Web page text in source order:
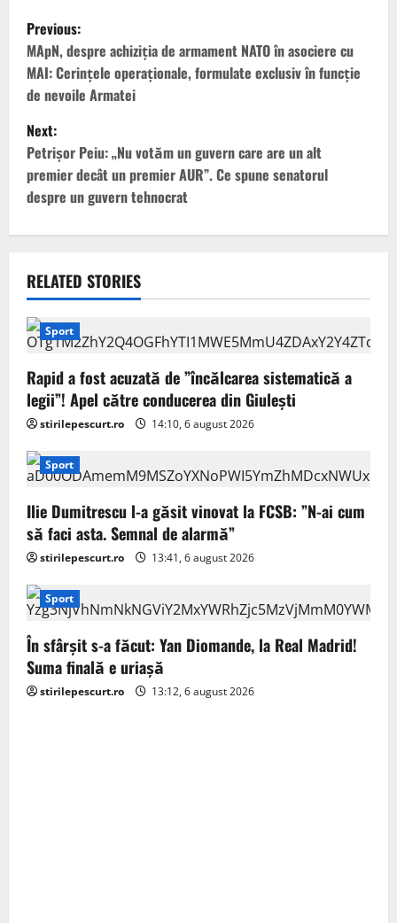
P
o
s
t
n
a
v
i
g
a
t
i
o
n
Previous:
MApN, despre achiziția de armament NATO în asociere cu
MAI: Cerinţele operaţionale, formulate exclusiv în funcţie
de nevoile Armatei
Next:
Petrişor Peiu: „Nu votăm un guvern care are un alt
premier decât un premier AUR”. Ce spune senatorul
despre un guvern tehnocrat
RELATED STORIES
Sport
Rapid a fost acuzată de ”încălcarea sistematică a
legii”! Apel către conducerea din Giulești
stirilepescurt.ro 14:10, 6 august 2026
Sport
Ilie Dumitrescu l-a găsit vinovat la FCSB: ”N-ai cum
să faci asta. Semnal de alarmă”
stirilepescurt.ro 13:41, 6 august 2026
Sport
În sfârșit s-a făcut: Yan Diomande, la Real Madrid!
Suma finală e uriașă
stirilepescurt.ro 13:12, 6 august 2026